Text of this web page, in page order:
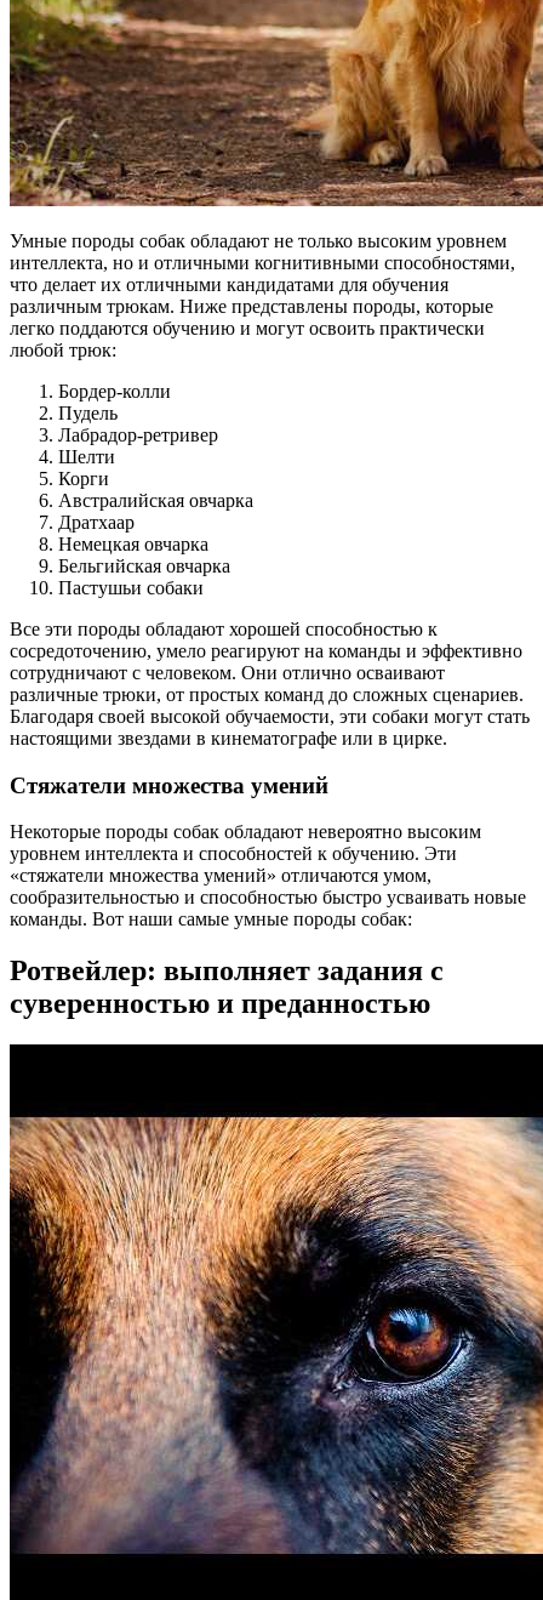
Умные породы собак обладают не только высоким уровнем
интеллекта, но и отличными когнитивными способностями,
что делает их отличными кандидатами для обучения
различным трюкам. Ниже представлены породы, которые
легко поддаются обучению и могут освоить практически
любой трюк:
Бордер-колли
Пудель
Лабрадор-ретривер
Шелти
Корги
Австралийская овчарка
Дратхаар
Немецкая овчарка
Бельгийская овчарка
Пастушьи собаки
Все эти породы обладают хорошей способностью к
сосредоточению, умело реагируют на команды и эффективно
сотрудничают с человеком. Они отлично осваивают
различные трюки, от простых команд до сложных сценариев.
Благодаря своей высокой обучаемости, эти собаки могут стать
настоящими звездами в кинематографе или в цирке.
Стяжатели множества умений
Некоторые породы собак обладают невероятно высоким
уровнем интеллекта и способностей к обучению. Эти
«стяжатели множества умений» отличаются умом,
сообразительностью и способностью быстро усваивать новые
команды. Вот наши самые умные породы собак:
Ротвейлер: выполняет задания с
суверенностью и преданностью